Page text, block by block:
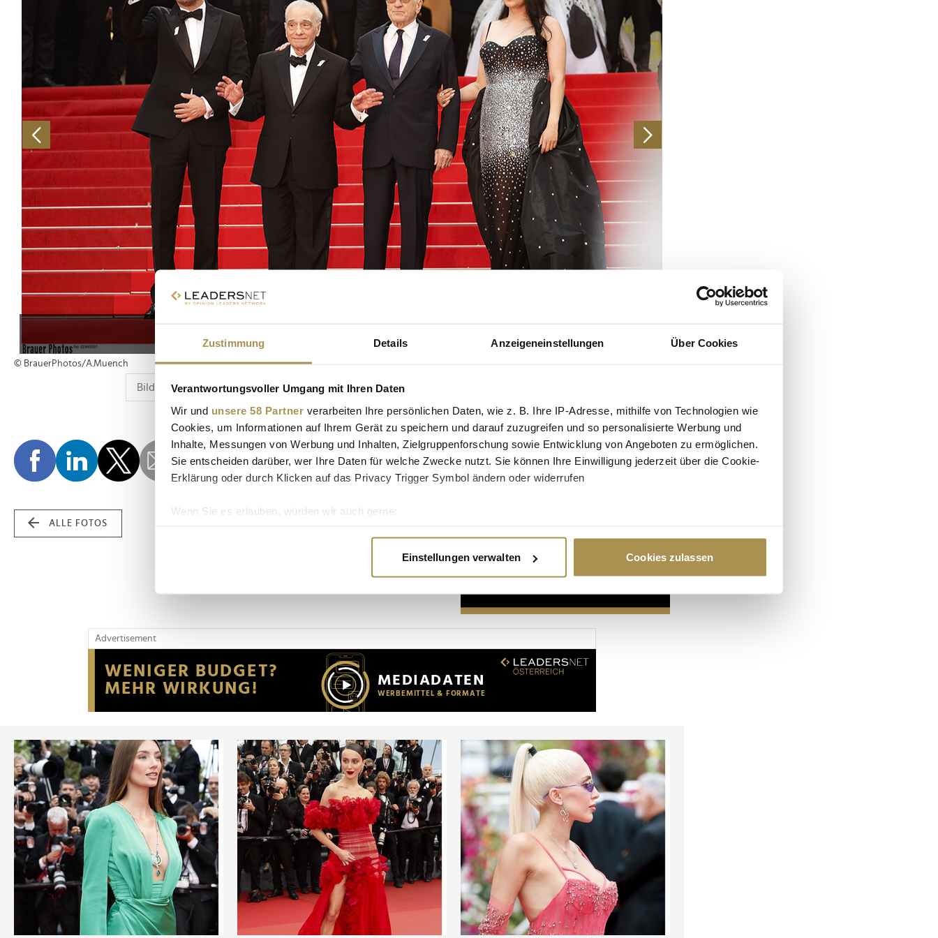
Zustimmung Details Anzeigeneinstellungen Über Cookies
Verantwortungsvoller Umgang mit Ihren Daten
Wir und unsere 58 Partner verarbeiten Ihre persönlichen Daten, wie z. B. Ihre IP-Adresse, mithilfe von Technologien wie
Cookies, um Informationen auf Ihrem Gerät zu speichern und darauf zuzugreifen und so personalisierte Werbung und
Inhalte, Messungen von Werbung und Inhalten, Zielgruppenforschung sowie Entwicklung von Angeboten zu ermöglichen.
Sie entscheiden darüber, wer Ihre Daten für welche Zwecke nutzt. Sie können Ihre Einwilligung jederzeit über die Cookie-
Erklärung oder durch Klicken auf das Privacy Trigger Symbol ändern oder widerrufen
Wenn Sie es erlauben, würden wir auch gerne:
Erfahren Sie mehr darüber, wie Ihre persönlichen Daten verarbeitet werden, und legen Sie Ihre Präferenzen im
Wir verwenden Cookies, um Inhalte und Anzeigen zu personalisieren, Funktionen für soziale Medien anbieten zu können
Website an unsere Partner für soziale Medien, Werbung und Analysen weiter. Unsere Partner führen diese Informationen
möglicherweise mit weiteren Daten zusammen, die Sie ihnen bereitgestellt haben oder die sie im Rahmen Ihrer Nutzung
der Dienste gesammelt haben.
Einstellungen verwalten Cookies zulassen
© BrauerPhotos/A.Muench
ALLE FOTOS
Advertisement
Advertisement